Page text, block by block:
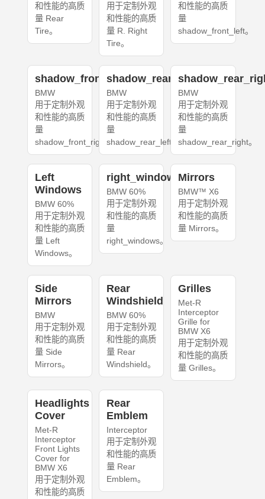
和性能的高质
量 Rear
Tire。
用于定制外观
和性能的高质
量 R. Right
Tire。
和性能的高质
量
shadow_front_left。
shadow_front_right
BMW
用于定制外观
和性能的高质
量
shadow_front_right。
shadow_rear_left
BMW
用于定制外观
和性能的高质
量
shadow_rear_left。
BMW
用于定制外观
和性能的高质
量
shadow_rear_right。
Left
Windows
BMW 60%
用于定制外观
和性能的高质
量 Left
Windows。
right_windows
BMW 60%
用于定制外观
和性能的高质
量
right_windows。
Mirrors
BMW™ X6
用于定制外观
和性能的高质
量 Mirrors。
Side
Mirrors
BMW
用于定制外观
和性能的高质
量 Side
Mirrors。
Rear
Windshield
BMW 60%
用于定制外观
和性能的高质
量 Rear
Windshield。
Grilles
Met-R
Interceptor
Grille for
BMW X6
用于定制外观
和性能的高质
量 Grilles。
Headlights
Cover
Met-R
Interceptor
Front Lights
Cover for
BMW X6
用于定制外观
和性能的高质
Rear
Emblem
Interceptor
用于定制外观
和性能的高质
量 Rear
Emblem。